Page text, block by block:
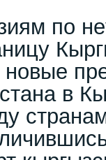
по
новые
в